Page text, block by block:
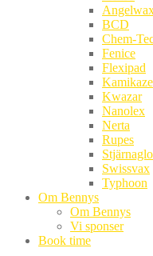
BCD
Chem-
Fenice
Flexipad
Kamikaze
Kwazar
Nanolex
Nerta
Rupes
Swissvax
Typhoon
Om Bennys
Om Bennys
Vi sponser
Book time